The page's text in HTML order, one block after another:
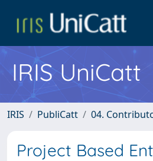
IRIS UniCatt
IRIS PubliCatt 04.
Project Based